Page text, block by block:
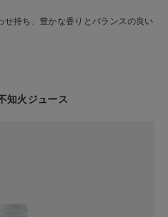
持ち、豊かな香りとバランスの良い
知火ジュース